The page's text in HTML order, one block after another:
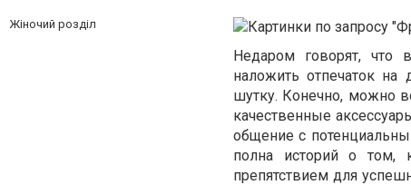
Жіночий розділ
Недаром говорят, что
наложить отпечаток
шутку. Конечно, можно
качественные
общение с
полна историй о том,
препятствием для